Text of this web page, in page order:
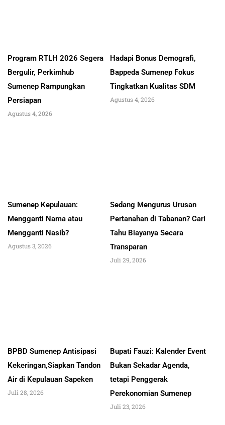
Program RTLH 2026 Segera
Bergulir, Perkimhub
Sumenep Rampungkan
Persiapan
Agustus 4, 2026
Hadapi Bonus Demografi,
Bappeda Sumenep Fokus
Tingkatkan Kualitas SDM
Agustus 4, 2026
Sumenep Kepulauan:
Mengganti Nama atau
Mengganti Nasib?
Agustus 3, 2026
Sedang Mengurus Urusan
Pertanahan di Tabanan? Cari
Tahu Biayanya Secara
Transparan
Juli 29, 2026
BPBD Sumenep Antisipasi
Kekeringan,Siapkan Tandon
Air di Kepulauan Sapeken
Juli 28, 2026
Bupati Fauzi: Kalender Event
Bukan Sekadar Agenda,
tetapi Penggerak
Perekonomian Sumenep
Juli 23, 2026